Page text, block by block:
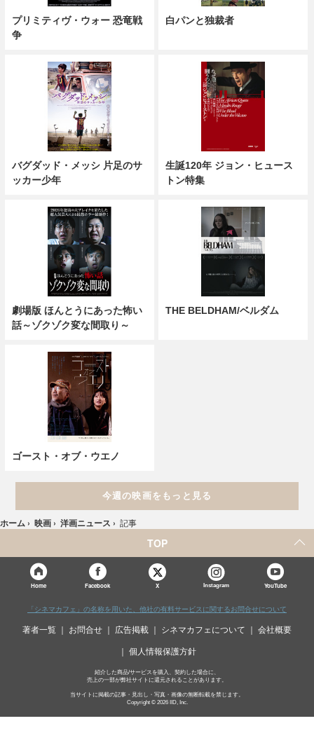
プリミティヴ・ウォー 恐竜戦
争
白パンと独裁者
バグダッド・メッシ 片足のサ
ッカー少年
生誕120年 ジョン・ヒュース
トン特集
劇場版 ほんとうにあった怖い
話～ゾクゾク変な間取り～
THE BELDHAM/ベルダム
ゴースト・オブ・ウエノ
今週の映画をもっと見る
ホーム › 映画 › 洋画ニュース › 記事
TOP
Home Facebook X Instagram YouTube
「シネマカフェ」の名称を用いた、他社の有料サービスに関するお問合せについて
著者一覧 お問合せ 広告掲載 シネマカフェについて 会社概要
個人情報保護方針
紹介した商品/サービスを購入、契約した場合に、
売上の一部が弊社サイトに還元されることがあります。
当サイトに掲載の記事・見出し・写真・画像の無断転載を禁じます。
Copyright © 2026 IID, Inc.